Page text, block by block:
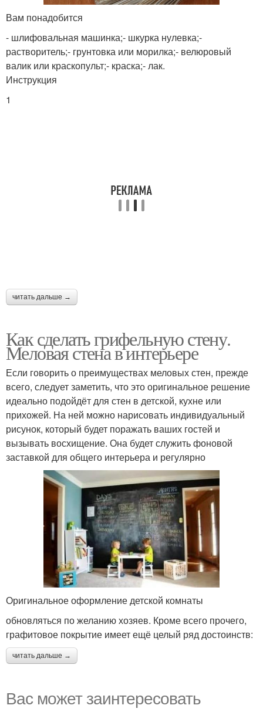
Вам понадобится
- шлифовальная машинка;- шкурка нулевка;-
растворитель;- грунтовка или морилка;- велюровый
валик или краскопульт;- краска;- лак.
Инструкция
1
читать дальше →
Как сделать грифельную стену.
Меловая стена в интерьере
Если говорить о преимуществах меловых стен, прежде
всего, следует заметить, что это оригинальное решение
идеально подойдёт для стен в детской, кухне или
прихожей. На ней можно нарисовать индивидуальный
рисунок, который будет поражать ваших гостей и
вызывать восхищение. Она будет служить фоновой
заставкой для общего интерьера и регулярно
Оригинальное оформление детской комнаты
обновляться по желанию хозяев. Кроме всего прочего,
графитовое покрытие имеет ещё целый ряд достоинств:
читать дальше →
Вас может заинтересовать